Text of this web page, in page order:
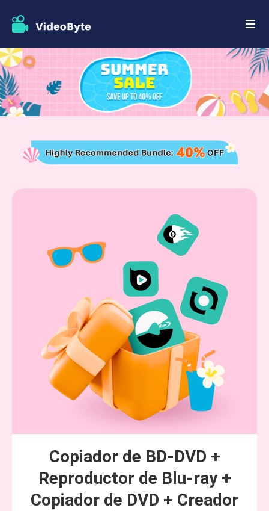
Copiador de BD-DVD +
Reproductor de Blu-ray +
Copiador de DVD + Creador